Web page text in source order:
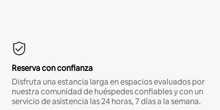
Reserva con confianza
Disfruta una estancia larga en espacios evaluados por
nuestra comunidad de huéspedes confiables y con un
servicio de asistencia las 24 horas, 7 días a la semana.